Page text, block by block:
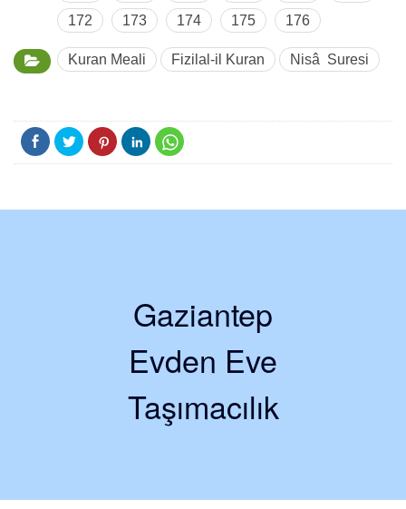
172
173 174 175 176
Kuran Meali Fizilal-il Kuran Nisâ Suresi
Gaziantep
Evden Eve
Taşımacılık